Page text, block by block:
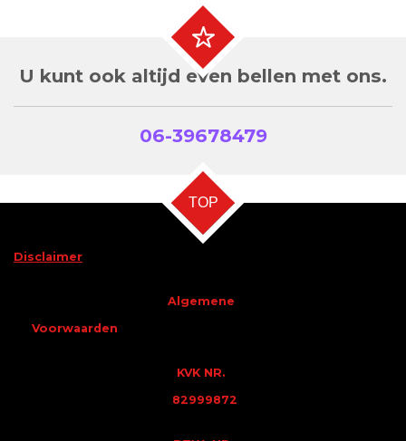
U kunt ook altijd even bellen met ons.
06-39678479
TOP
Disclaimer
Algemene
Voorwaarden
KVK NR.
82999872